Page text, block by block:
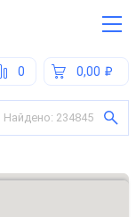
0,00
0
Найдено: 234845